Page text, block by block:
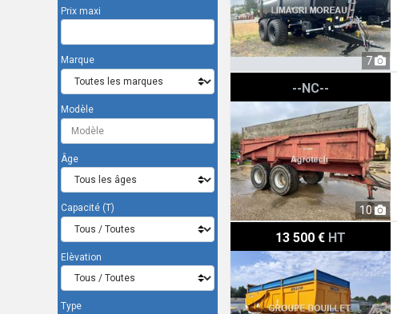
Prix maxi
Marque
Modèle
Âge
Capacité (T)
Elèvation
Type
7
--NC--
10
Le boulch 2123
13 500 € HT
Rolland Turbo 13